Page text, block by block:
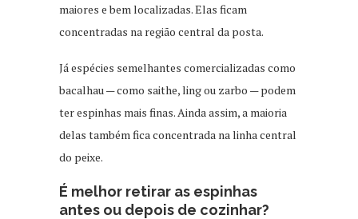
maiores e bem localizadas. Elas ficam
concentradas na região central da posta.
Já espécies semelhantes comercializadas como
bacalhau — como saithe, ling ou zarbo — podem
ter espinhas mais finas. Ainda assim, a maioria
delas também fica concentrada na linha central
do peixe.
É melhor retirar as espinhas
antes ou depois de cozinhar?